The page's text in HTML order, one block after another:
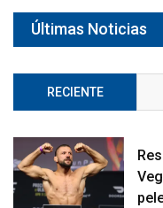
Últimas Noticias
RECIENTE